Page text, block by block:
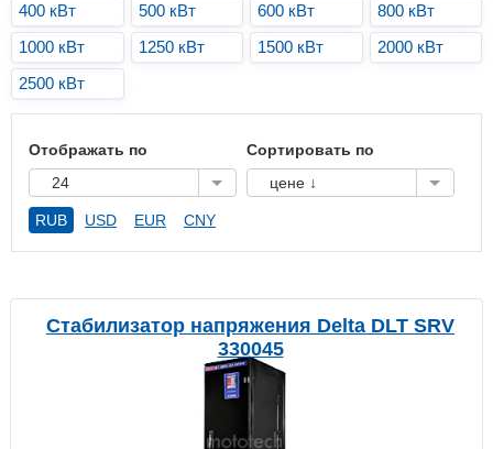
400 кВт
500 кВт 600 кВт
800 кВт
1000 кВт
1250 кВт 1500 кВт
2000 кВт
2500 кВт
Отображать по
24
Сортировать по
цене ↓
RUB USD EUR CNY
Стабилизатор напряжения Delta DLT SRV
330045